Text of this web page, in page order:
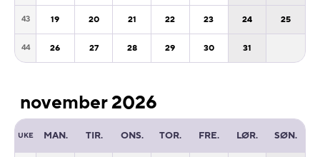
43 19 20 21 22 23 24 25
44 26 27 28 29 30 31
november 2026
UKE MAN. TIR. ONS. TOR. FRE. LØR. SØN.